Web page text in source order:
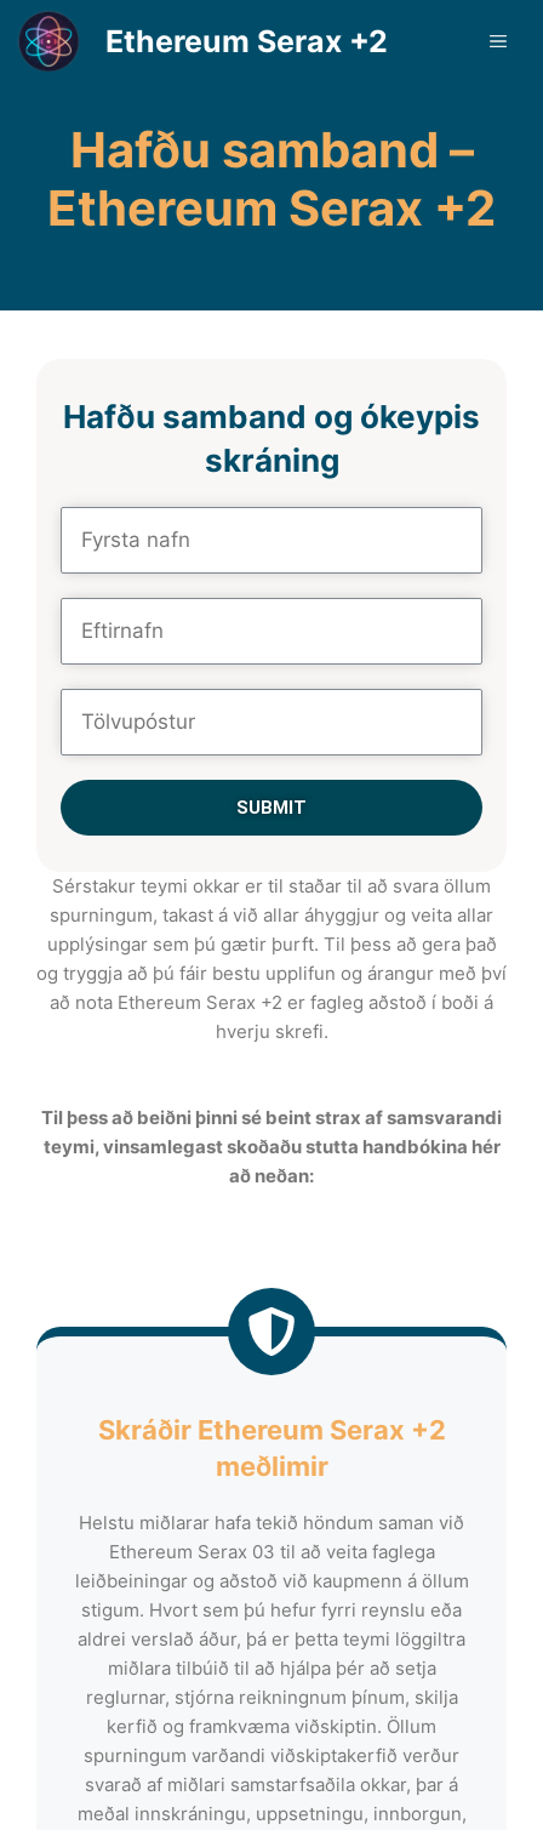
Skip
Ethereum Serax +2
Hafðu samband –
Ethereum Serax +2
Sérstakur teymi okkar er til staðar til að svara öllum
spurningum, takast á við allar áhyggjur og veita allar
upplýsingar sem þú gætir þurft. Til þess að gera það
og tryggja að þú fáir bestu upplifun og árangur með því
að nota Ethereum Serax +2 er fagleg aðstoð í boði á
hverju skrefi.
Til þess að beiðni þinni sé beint strax af samsvarandi
teymi, vinsamlegast skoðaðu stutta handbókina hér
að neðan:
Hafðu samband og ókeypis
skráning
SUBMIT
Skráðir Ethereum Serax +2
meðlimir
Helstu miðlarar hafa tekið höndum saman við
Ethereum Serax 03 til að veita faglega
leiðbeiningar og aðstoð við kaupmenn á öllum
stigum. Hvort sem þú hefur fyrri reynslu eða
aldrei verslað áður, þá er þetta teymi löggiltra
miðlara tilbúið til að hjálpa þér að setja
reglurnar, stjórna reikningnum þínum, skilja
kerfið og framkvæma viðskiptin. Öllum
spurningum varðandi viðskiptakerfið verður
svarað af miðlari samstarfsaðila okkar, þar á
meðal innskráningu, uppsetningu, innborgun,